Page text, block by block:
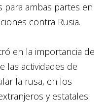
para ambas partes en
contra Rusia.
en la importancia de
las actividades de
la rusa, en los
y estatales.